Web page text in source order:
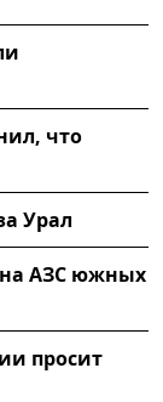
что
Урал
на АЗС южных
просит